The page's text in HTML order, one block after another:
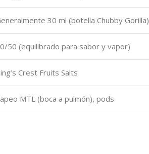
30 ml (botella Chubby Gorilla)
50 (equilibrado para sabor y vapor)
Crest Fruits Salts
MTL (boca a pulmón), pods